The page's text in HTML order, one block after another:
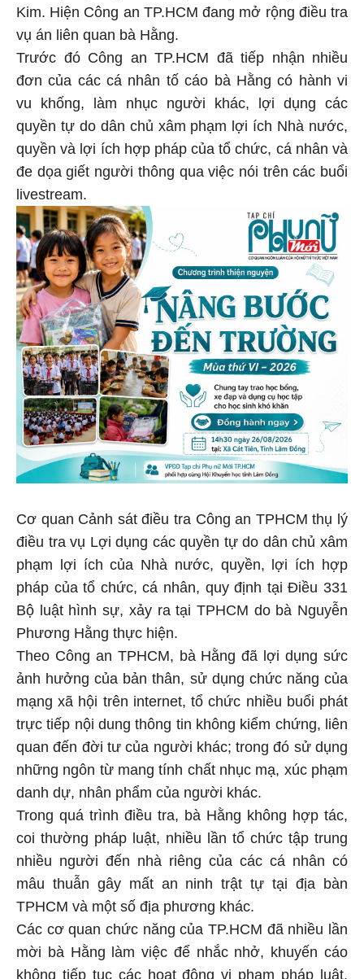
Kim. Hiện Công an TP.HCM đang mở rộng điều tra
vụ án liên quan bà Hằng.
Trước đó Công an TP.HCM đã tiếp nhận nhiều
đơn của các cá nhân tố cáo bà Hằng có hành vi
vu khống, làm nhục người khác, lợi dụng các
quyền tự do dân chủ xâm phạm lợi ích Nhà nước,
quyền và lợi ích hợp pháp của tổ chức, cá nhân và
đe dọa giết người thông qua việc nói trên các buổi
livestream.
Cơ quan Cảnh sát điều tra Công an TPHCM thụ lý
điều tra vụ Lợi dụng các quyền tự do dân chủ xâm
phạm lợi ích của Nhà nước, quyền, lợi ích hợp
pháp của tổ chức, cá nhân, quy định tại Điều 331
Bộ luật hình sự, xảy ra tại TPHCM do bà Nguyễn
Phương Hằng thực hiện.
Theo Công an TPHCM, bà Hằng đã lợi dụng sức
ảnh hưởng của bản thân, sử dụng chức năng của
mạng xã hội trên internet, tổ chức nhiều buổi phát
trực tiếp nội dung thông tin không kiểm chứng, liên
quan đến đời tư của người khác; trong đó sử dụng
những ngôn từ mang tính chất nhục mạ, xúc phạm
danh dự, nhân phẩm của người khác.
Trong quá trình điều tra, bà Hằng không hợp tác,
coi thường pháp luật, nhiều lần tổ chức tập trung
nhiều người đến nhà riêng của các cá nhân có
mâu thuẫn gây mất an ninh trật tự tại địa bàn
TPHCM và một số địa phương khác.
Các cơ quan chức năng của TP.HCM đã nhiều lần
mời bà Hằng làm việc để nhắc nhở, khuyến cáo
không tiếp tục các hoạt động vi phạm pháp luật.